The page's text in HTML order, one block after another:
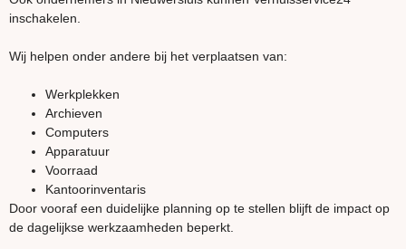
inschakelen.
Wij helpen onder andere bij het verplaatsen van:
Werkplekken
Archieven
Computers
Apparatuur
Voorraad
Kantoorinventaris
Door vooraf een duidelijke planning op te stellen blijft de impact op
de dagelijkse werkzaamheden beperkt.